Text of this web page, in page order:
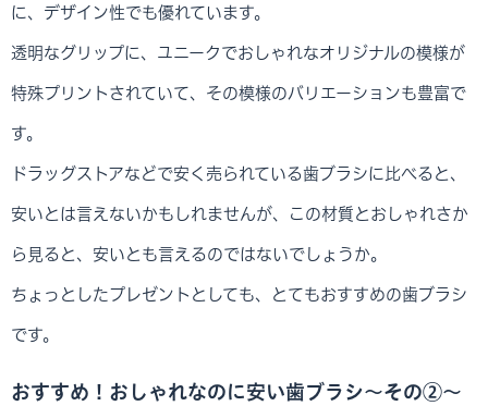
に、デザイン性でも優れています。
透明なグリップに、ユニークでおしゃれなオリジナルの模様が
特殊プリントされていて、その模様のバリエーションも豊富で
す。
ドラッグストアなどで安く売られている歯ブラシに比べると、
安いとは言えないかもしれませんが、この材質とおしゃれさか
ら見ると、安いとも言えるのではないでしょうか。
ちょっとしたプレゼントとしても、とてもおすすめの歯ブラシ
です。
おすすめ！おしゃれなのに安い歯ブラシ～その②～